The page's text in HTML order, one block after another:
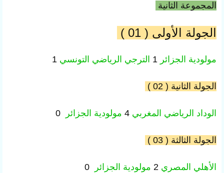
المجموعة الثانية
الجولة الأولى ( 01 )
مولودية الجزائر الترجي الرياضي التونسي 1
الجولة الثانية ( 02 )
الوداد الرياضي المغربي مولودية الجزائر 0
الجولة الثالثة ( 03 )
الأهلي المصري مولودية الجزائر 0